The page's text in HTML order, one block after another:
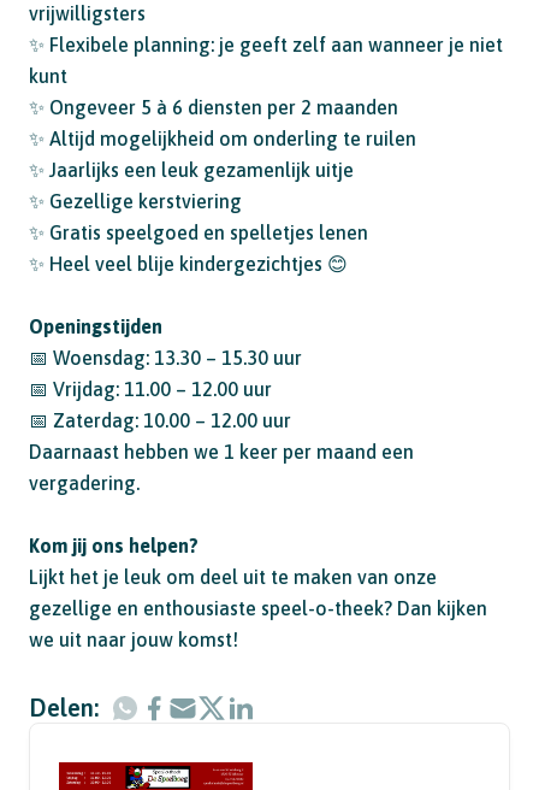
vrijwilligsters
✨ Flexibele planning: je geeft zelf aan wanneer je niet
kunt
✨ Ongeveer 5 à 6 diensten per 2 maanden
✨ Altijd mogelijkheid om onderling te ruilen
✨ Jaarlijks een leuk gezamenlijk uitje
✨ Gezellige kerstviering
✨ Gratis speelgoed en spelletjes lenen
✨ Heel veel blije kindergezichtjes 😊
Openingstijden
📅 Woensdag: 13.30 – 15.30 uur
📅 Vrijdag: 11.00 – 12.00 uur
📅 Zaterdag: 10.00 – 12.00 uur
Daarnaast hebben we 1 keer per maand een
vergadering.
Kom jij ons helpen?
Lijkt het je leuk om deel uit te maken van onze
gezellige en enthousiaste speel-o-theek? Dan kijken
we uit naar jouw komst!
Delen: